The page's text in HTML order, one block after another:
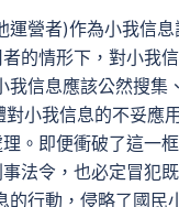
營者)作為小我信
的情形下，對小我
我信息應該公然搜
小我信息的不妥應
。即便衝破了這一
法令，也必定冒犯
的行動，侵略了國